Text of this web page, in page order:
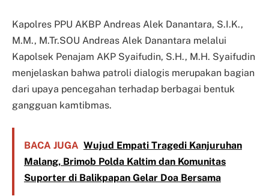
Kapolres PPU AKBP Andreas Alek Danantara, S.I.K.,
M.M., M.Tr.SOU Andreas Alek Danantara melalui
Kapolsek Penajam AKP Syaifudin, S.H., M.H. Syaifudin
menjelaskan bahwa patroli dialogis merupakan bagian
dari upaya pencegahan terhadap berbagai bentuk
gangguan kamtibmas.
BACA JUGA Wujud Empati Tragedi Kanjuruhan
Malang, Brimob Polda Kaltim dan Komunitas
Suporter di Balikpapan Gelar Doa Bersama